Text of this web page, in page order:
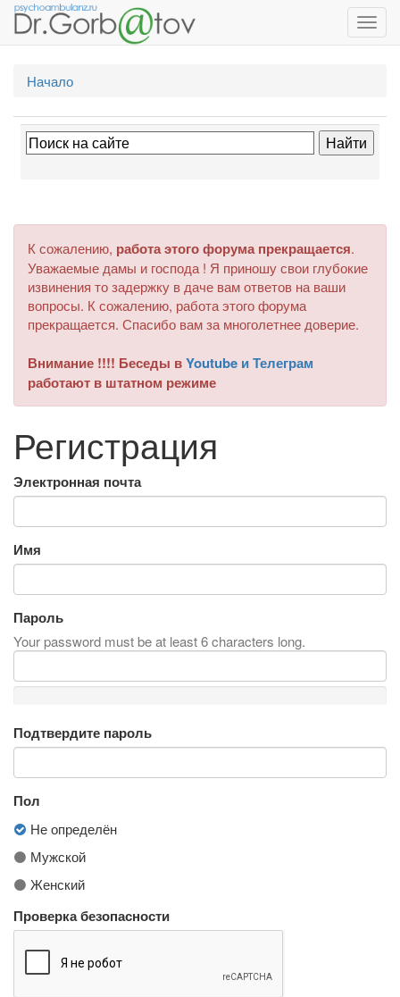
Начало
К сожалению, работа этого форума прекращается.
Уважаемые дамы и господа ! Я приношу свои глубокие
извинения то задержку в даче вам ответов на ваши
вопросы. К сожалению, работа этого форума
прекращается. Спасибо вам за многолетнее доверие.
Внимание !!!! Беседы вYoutube и Телеграм
работают в штатном режиме
Регистрация
Электронная почта
Имя
Пароль
Your password must be at least 6 characters long.
Подтвердите пароль
Пол
Не определён
Мужской
Женский
Проверка безопасности